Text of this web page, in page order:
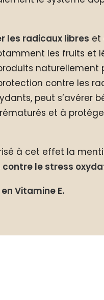
les radicaux libres et
les fruits et
naturellement
contre les
peut s’avérer
et à
à cet effet la
le stress
Vitamine E.